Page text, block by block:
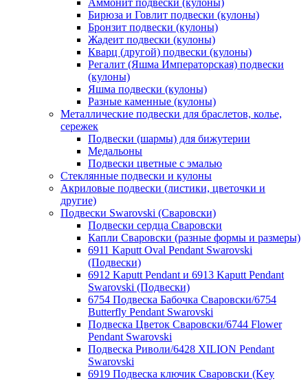
Бирюза и Говлит подвески (кулоны)
Бронзит подвески (кулоны)
Жадеит подвески (кулоны)
Кварц (другой) подвески (кулоны)
Регалит (Яшма Императорская) подвески
(кулоны)
Яшма подвески (кулоны)
Разные каменные (кулоны)
Металлические подвески для браслетов, колье,
сережек
Подвески (шармы) для бижутерии
Медальоны
Подвески цветные с эмалью
Стеклянные подвески и кулоны
Акриловые подвески (листики, цветочки и
другие)
Подвески Swarovski (Сваровски)
Подвески сердца Сваровски
Капли Сваровски (разные формы и размеры)
6911 Kaputt Oval Pendant Swarovski
(Подвески)
6912 Kaputt Pendant и 6913 Kaputt Pendant
Swarovski (Подвески)
6754 Подвеска Бабочка Сваровски/6754
Butterfly Pendant Swarovski
Подвеска Цветок Сваровски/6744 Flower
Pendant Swarovski
Подвеска Риволи/6428 XILION Pendant
Swarovski
6919 Подвеска ключик Сваровски (Key